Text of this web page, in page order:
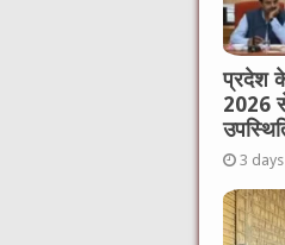
प्रदेश
2026
3